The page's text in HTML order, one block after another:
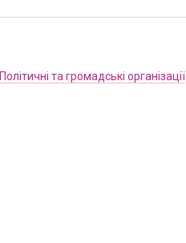
Політичні та громадські організації